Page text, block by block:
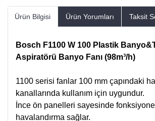
Ürün Bilgisi Ürün Yorumları Taksit
Bosch F1100 W 100 Plastik
Aspiratörü Banyo Fanı (98m³/h)
1100 serisi fanlar 100 mm çapındaki
kanallarında kullanım için uygundur.
İnce ön panelleri sayesinde
havalandırma sağlar.